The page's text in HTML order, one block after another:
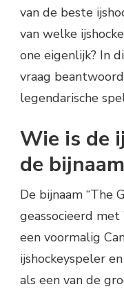
van de beste
van welke
one eigenlijk? In
vraag
legendarische
Wie is de
de
De bijnaam “The
geassocieerd met
een voormalig
ijshockeyspeler
als een van de